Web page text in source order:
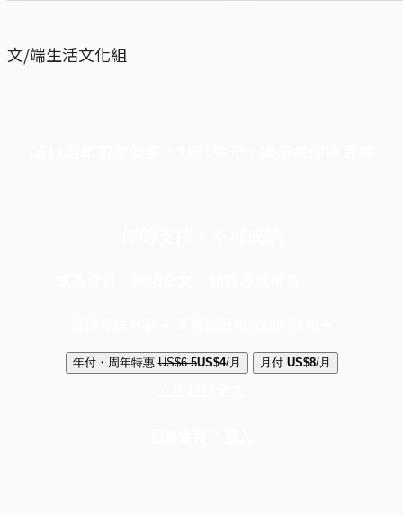
文/端生活文化組
年付・周年特惠 US$6.5US$4/月 月付 US$8/月